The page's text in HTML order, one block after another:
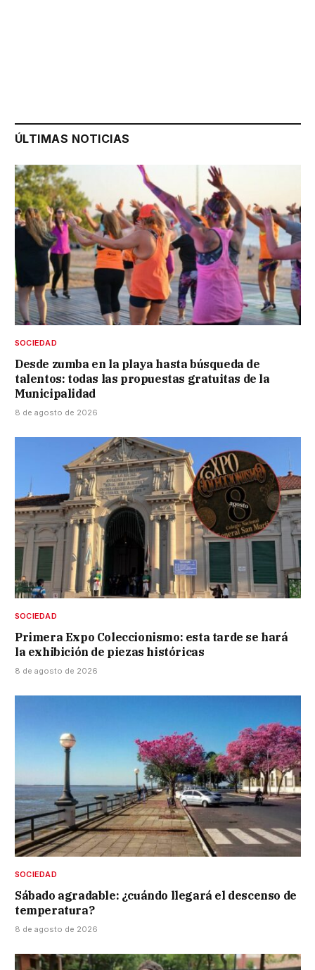
ÚLTIMAS NOTICIAS
SOCIEDAD
Desde zumba en la playa hasta búsqueda de
talentos: todas las propuestas gratuitas de la
Municipalidad
8 de agosto de 2026
SOCIEDAD
Primera Expo Coleccionismo: esta tarde se hará
la exhibición de piezas históricas
8 de agosto de 2026
SOCIEDAD
Sábado agradable: ¿cuándo llegará el descenso de
temperatura?
8 de agosto de 2026